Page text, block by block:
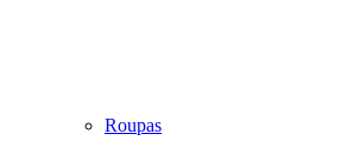
Roupas